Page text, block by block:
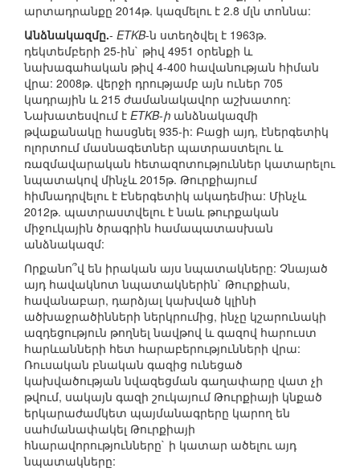
արտադրանքը 2014թ. կազմելու է 2.8 մլն տոննա:
Անձնակազմը.- ETKB-ն ստեղծվել է 1963թ.
դեկտեմբերի 25-ին` թիվ 4951 օրենքի և
նախագահական թիվ 4-400 հավանության հիման
վրա: 2008թ. վերջի դրությամբ այն ուներ 705
կադրային և 215 ժամանակավոր աշխատող:
Նախատեսվում է ETKB-ի անձնակազմի
թվաքանակը հասցնել 935-ի: Բացի այդ, էներգետիկ
ոլորտում մասնագետներ պատրաստելու և
ռազմավարական հետազոտություններ կատարելու
նպատակով մինչև 2015թ. Թուրքիայում
հիմնադրվելու է Էներգետիկ ակադեմիա: Մինչև
2012թ. պատրաստվելու է նաև թուրքական
միջուկային ծրագրին համապատասխան
անձնակազմ:
Որքանո՞վ են իրական այս նպատակները: Չնայած
այդ հավակնոտ նպատակներին` Թուրքիան,
հավանաբար, դարձյալ կախված կլինի
ածխաջրածինների ներկրումից, ինչը կշարունակի
ազդեցություն թողնել նավթով և գազով հարուստ
հարևանների հետ հարաբերությունների վրա:
Ռուսական բնական գազից ունեցած
կախվածության նվազեցման գաղափարը վատ չի
թվում, սակայն գազի շուկայում Թուրքիայի կնքած
երկարաժամկետ պայմանագրերը կարող են
սահմանափակել Թուրքիայի
հնարավորությունները` ի կատար ածելու այդ
նպատակները: